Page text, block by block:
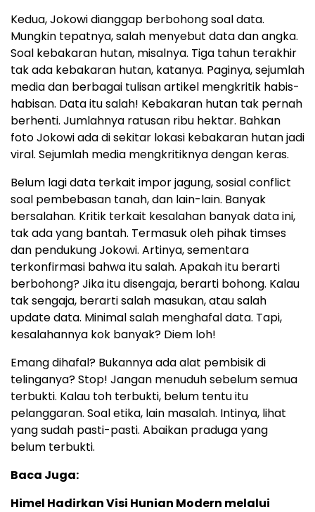
Kedua, Jokowi dianggap berbohong soal data.
Mungkin tepatnya, salah menyebut data dan angka.
Soal kebakaran hutan, misalnya. Tiga tahun terakhir
tak ada kebakaran hutan, katanya. Paginya, sejumlah
media dan berbagai tulisan artikel mengkritik habis-
habisan. Data itu salah! Kebakaran hutan tak pernah
berhenti. Jumlahnya ratusan ribu hektar. Bahkan
foto Jokowi ada di sekitar lokasi kebakaran hutan jadi
viral. Sejumlah media mengkritiknya dengan keras.
Belum lagi data terkait impor jagung, sosial conflict
soal pembebasan tanah, dan lain-lain. Banyak
bersalahan. Kritik terkait kesalahan banyak data ini,
tak ada yang bantah. Termasuk oleh pihak timses
dan pendukung Jokowi. Artinya, sementara
terkonfirmasi bahwa itu salah. Apakah itu berarti
berbohong? Jika itu disengaja, berarti bohong. Kalau
tak sengaja, berarti salah masukan, atau salah
update data. Minimal salah menghafal data. Tapi,
kesalahannya kok banyak? Diem loh!
Emang dihafal? Bukannya ada alat pembisik di
telinganya? Stop! Jangan menuduh sebelum semua
terbukti. Kalau toh terbukti, belum tentu itu
pelanggaran. Soal etika, lain masalah. Intinya, lihat
yang sudah pasti-pasti. Abaikan praduga yang
belum terbukti.
Baca Juga:
Himel Hadirkan Visi Hunian Modern melalui